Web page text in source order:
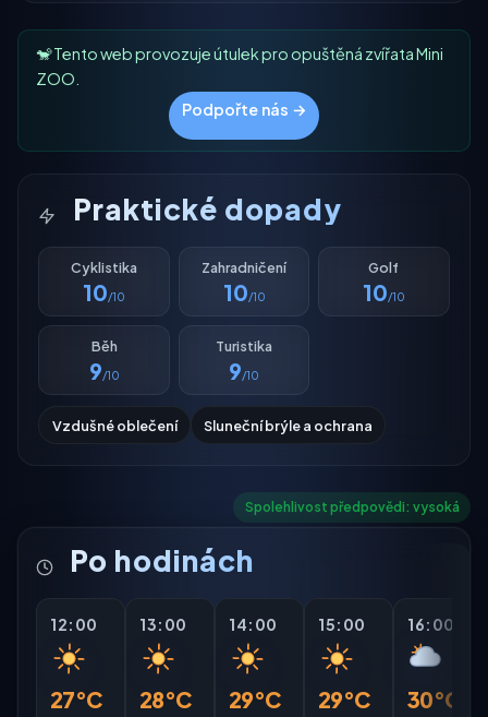
🐒 Tento web provozuje útulek pro opuštěná zvířata Mini
ZOO.
Podpořte nás →
Praktické dopady
Cyklistika
10/10
Zahradničení
10/10
Golf
10/10
Běh
9/10
Turistika
9/10
Vzdušné oblečení Sluneční brýle a ochrana
Spolehlivost předpovědi: vysoká
Po hodinách
12:00
27°C
13:00
28°C
14:00
29°C
15:00
29°C
16:00
30°C